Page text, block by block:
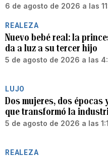
6 de agosto de 2026 a las
REALEZA
Nuevo bebé real: la
da a luz a su tercer hijo
5 de agosto de 2026 a las
LUJO
Dos mujeres, dos épocas
que transformó la
5 de agosto de 2026 a las
REALEZA